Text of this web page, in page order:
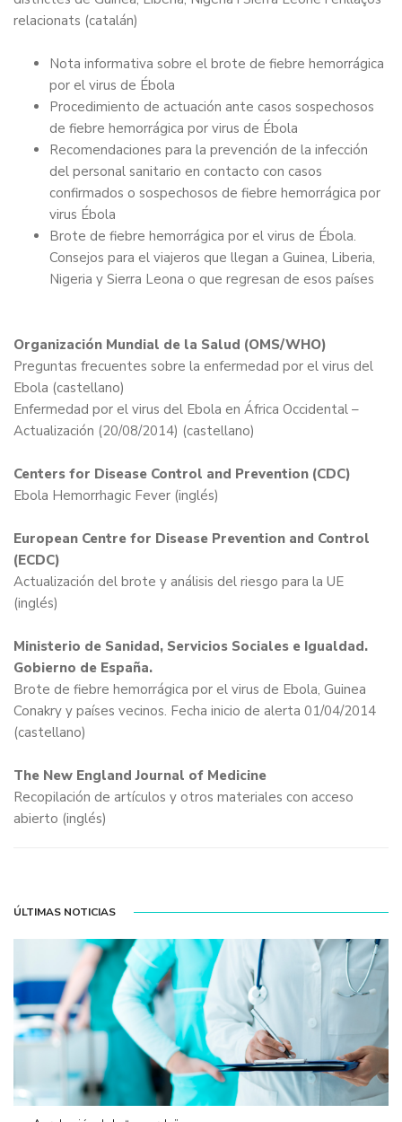
relacionats (catalán)
Nota informativa sobre el brote de fiebre hemorrágica
por el virus de Ébola
Procedimiento de actuación ante casos sospechosos
de fiebre hemorrágica por virus de Ébola
Recomendaciones para la prevención de la infección
del personal sanitario en contacto con casos
confirmados o sospechosos de fiebre hemorrágica por
virus Ébola
Brote de fiebre hemorrágica por el virus de Ébola.
Consejos para el viajeros que llegan a Guinea, Liberia,
Nigeria y Sierra Leona o que regresan de esos países
Organización Mundial de la Salud (OMS/WHO)
Preguntas frecuentes sobre la enfermedad por el virus del
Ebola (castellano)
Enfermedad por el virus del Ebola en África Occidental –
Actualización (20/08/2014) (castellano)
Centers for Disease Control and Prevention (CDC)
Ebola Hemorrhagic Fever (inglés)
European Centre for Disease Prevention and Control
(ECDC)
Actualización del brote y análisis del riesgo para la UE
(inglés)
Ministerio de Sanidad, Servicios Sociales e Igualdad.
Gobierno de España.
Brote de fiebre hemorrágica por el virus de Ebola, Guinea
Conakry y países vecinos. Fecha inicio de alerta 01/04/2014
(castellano)
The New England Journal of Medicine
Recopilación de artículos y otros materiales con acceso
abierto (inglés)
ÚLTIMAS NOTICIAS